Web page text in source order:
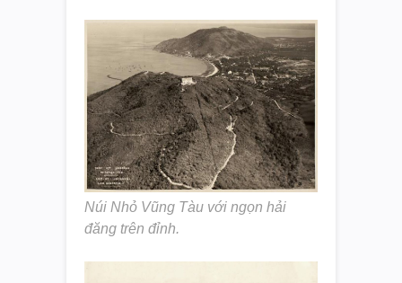
Núi Nhỏ Vũng Tàu với ngọn hải
đăng trên đỉnh.